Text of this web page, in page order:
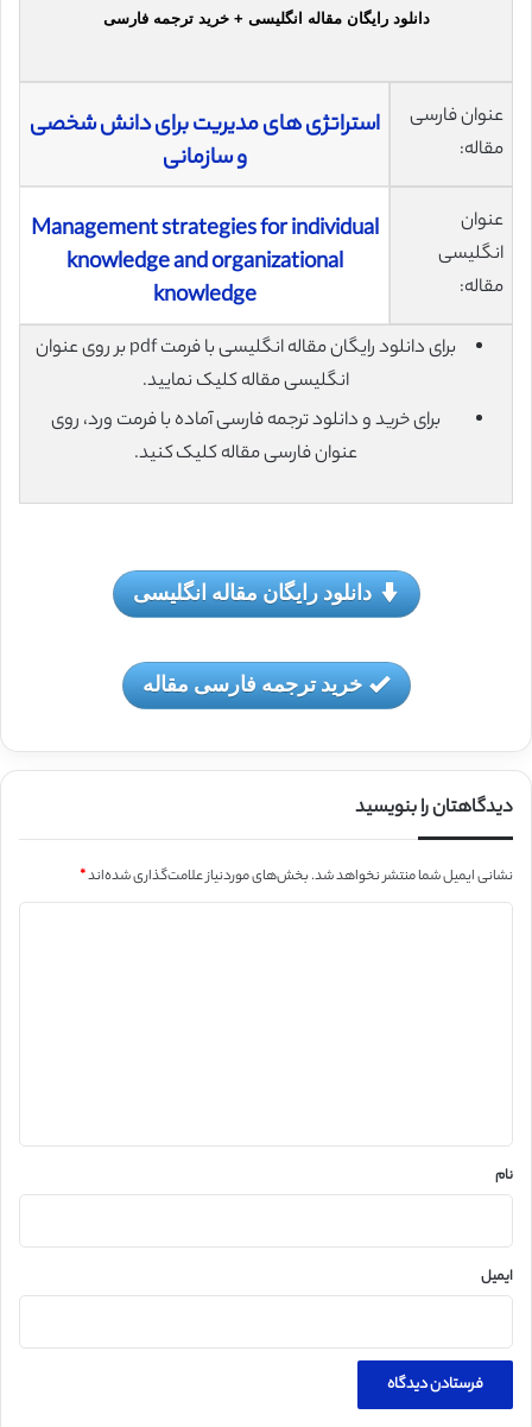
دانلود رایگان مقاله انگلیسی + خرید ترجمه فارسی
عنوان فارسی
مقاله:
استراتژی های مدیریت برای دانش شخصی
و سازمانی
عنوان
انگلیسی
مقاله:
Management strategies for individual
knowledge and organizational
knowledge
برای دانلود رایگان مقاله انگلیسی با فرمت pdf بر روی عنوان
انگلیسی مقاله کلیک نمایید.
برای خرید و دانلود ترجمه فارسی آماده با فرمت ورد، روی
عنوان فارسی مقاله کلیک کنید.
دانلود رایگان مقاله انگلیسی
خرید ترجمه فارسی مقاله
دیدگاهتان را بنویسید
نشانی ایمیل شما منتشر نخواهد شد.بخش‌های موردنیاز علامت‌گذاری شده‌اند*
نام
ایمیل